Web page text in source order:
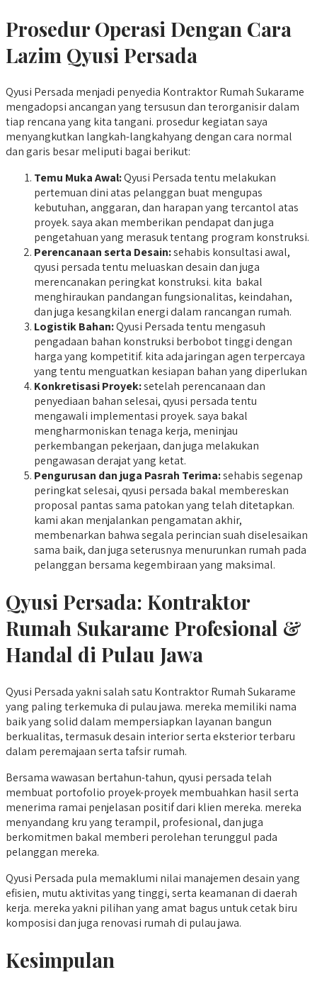
Prosedur Operasi Dengan Cara
Lazim Qyusi Persada
Qyusi Persada menjadi penyedia Kontraktor Rumah Sukarame
mengadopsi ancangan yang tersusun dan terorganisir dalam
tiap rencana yang kita tangani. prosedur kegiatan saya
menyangkutkan langkah-langkahyang dengan cara normal
dan garis besar meliputi bagai berikut:
Temu Muka Awal:Qyusi Persada tentu melakukan
pertemuan dini atas pelanggan buat mengupas
kebutuhan, anggaran, dan harapan yang tercantol atas
proyek. saya akan memberikan pendapat dan juga
pengetahuan yang merasuk tentang program konstruksi.
Perencanaan serta Desain:sehabis konsultasi awal,
qyusi persada tentu meluaskan desain dan juga
merencanakan peringkat konstruksi. kita bakal
menghiraukan pandangan fungsionalitas, keindahan,
dan juga kesangkilan energi dalam rancangan rumah.
Logistik Bahan:Qyusi Persada tentu mengasuh
pengadaan bahan konstruksi berbobot tinggi dengan
harga yang kompetitif. kita ada jaringan agen terpercaya
yang tentu menguatkan kesiapan bahan yang diperlukan
Konkretisasi Proyek:setelah perencanaan dan
penyediaan bahan selesai, qyusi persada tentu
mengawali implementasi proyek. saya bakal
mengharmoniskan tenaga kerja, meninjau
perkembangan pekerjaan, dan juga melakukan
pengawasan derajat yang ketat.
Pengurusan dan juga Pasrah Terima:sehabis segenap
peringkat selesai, qyusi persada bakal membereskan
proposal pantas sama patokan yang telah ditetapkan.
kami akan menjalankan pengamatan akhir,
membenarkan bahwa segala perincian suah diselesaikan
sama baik, dan juga seterusnya menurunkan rumah pada
pelanggan bersama kegembiraan yang maksimal.
Qyusi Persada: Kontraktor
Rumah Sukarame Profesional &
Handal di Pulau Jawa
Qyusi Persada yakni salah satu Kontraktor Rumah Sukarame
yang paling terkemuka di pulau jawa. mereka memiliki nama
baik yang solid dalam mempersiapkan layanan bangun
berkualitas, termasuk desain interior serta eksterior terbaru
dalam peremajaan serta tafsir rumah.
Bersama wawasan bertahun-tahun, qyusi persada telah
membuat portofolio proyek-proyek membuahkan hasil serta
menerima ramai penjelasan positif dari klien mereka. mereka
menyandang kru yang terampil, profesional, dan juga
berkomitmen bakal memberi perolehan terunggul pada
pelanggan mereka.
Qyusi Persada pula memaklumi nilai manajemen desain yang
efisien, mutu aktivitas yang tinggi, serta keamanan di daerah
kerja. mereka yakni pilihan yang amat bagus untuk cetak biru
komposisi dan juga renovasi rumah di pulau jawa.
Kesimpulan